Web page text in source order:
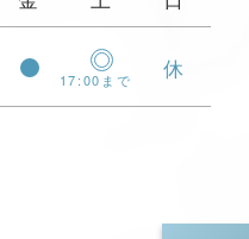
17:00まで 休